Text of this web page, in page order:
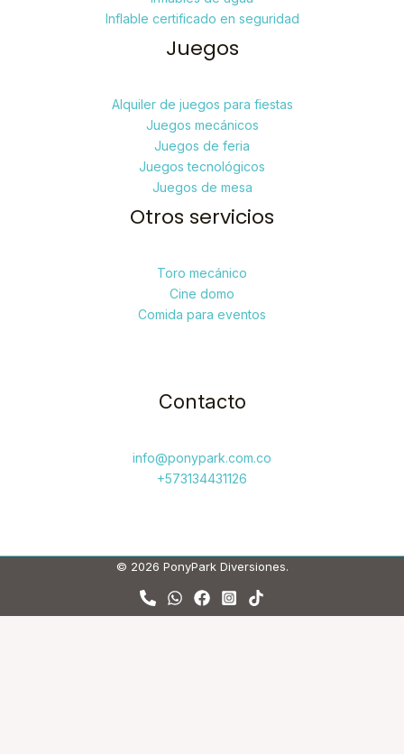
Inflable certificado en seguridad
Juegos
Alquiler de juegos para fiestas
Juegos mecánicos
Juegos de feria
Juegos tecnológicos
Juegos de mesa
Otros servicios
Toro mecánico
Cine domo
Comida para eventos
Contacto
info@ponypark.com.co
+573134431126
© 2026 PonyPark Diversiones.